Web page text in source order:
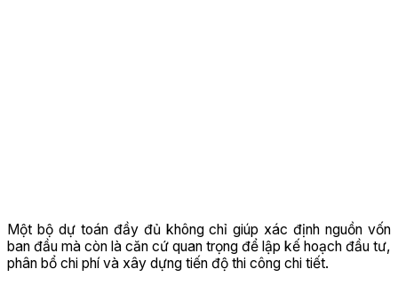
Một bộ dự toán đầy đủ không chỉ giúp xác định nguồn vốn
ban đầu mà còn là căn cứ quan trọng để lập kế hoạch đầu tư,
phân bổ chi phí và xây dựng tiến độ thi công chi tiết.